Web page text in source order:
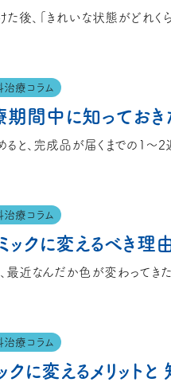
治療コラム
期間中に知ってお
治療コラム
ックに変えるべき
治療コラム
クに変えるメリット